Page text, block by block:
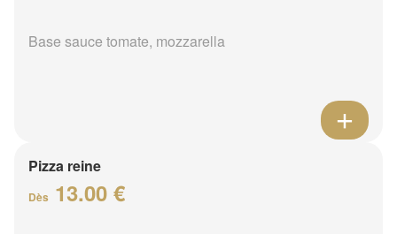
Base sauce tomate, mozzarella
Pizza reine
Dès 13.00 €